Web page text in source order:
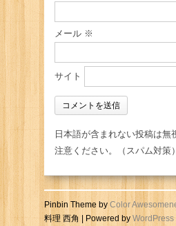
メール ※
サイト
日本語が含まれない投稿は無
注意ください。（スパム対策）
Pinbin Theme by Color
料理 西角 | Powered by WordPress